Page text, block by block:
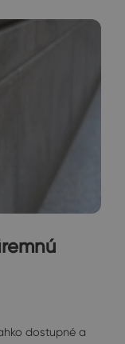
dostupné a